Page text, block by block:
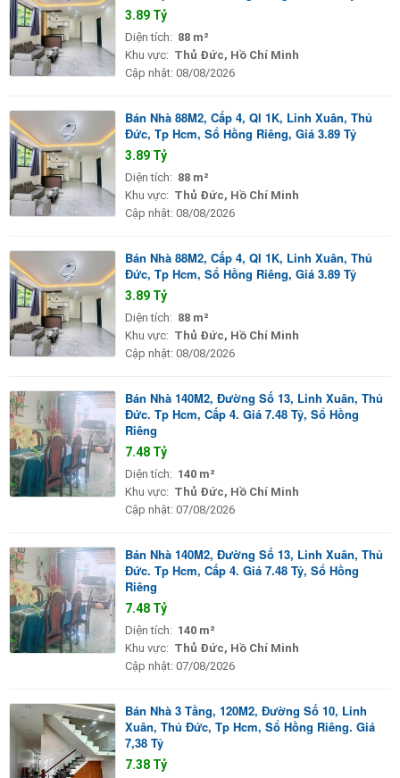
3.89 Tỷ
Diện tích: 88 m²
Khu vực: Thủ Đức, Hồ Chí Minh
Cập nhật: 08/08/2026
Bán Nhà 88M2, Cấp 4, Ql 1K, Linh Xuân, Thủ
Đức, Tp Hcm, Sổ Hồng Riêng, Giá 3.89 Tỷ
3.89 Tỷ
Diện tích: 88 m²
Khu vực: Thủ Đức, Hồ Chí Minh
Cập nhật: 08/08/2026
Bán Nhà 88M2, Cấp 4, Ql 1K, Linh Xuân, Thủ
Đức, Tp Hcm, Sổ Hồng Riêng, Giá 3.89 Tỷ
3.89 Tỷ
Diện tích: 88 m²
Khu vực: Thủ Đức, Hồ Chí Minh
Cập nhật: 08/08/2026
Bán Nhà 140M2, Đường Số 13, Linh Xuân, Thủ
Đức. Tp Hcm, Cấp 4. Giá 7.48 Tỷ, Sổ Hồng
Riêng
7.48 Tỷ
Diện tích: 140 m²
Khu vực: Thủ Đức, Hồ Chí Minh
Cập nhật: 07/08/2026
Bán Nhà 140M2, Đường Số 13, Linh Xuân, Thủ
Đức. Tp Hcm, Cấp 4. Giá 7.48 Tỷ, Sổ Hồng
Riêng
7.48 Tỷ
Diện tích: 140 m²
Khu vực: Thủ Đức, Hồ Chí Minh
Cập nhật: 07/08/2026
Bán Nhà 3 Tầng, 120M2, Đường Số 10, Linh
Xuân, Thủ Đức, Tp Hcm, Sổ Hồng Riêng. Giá
7,38 Tỷ
7.38 Tỷ